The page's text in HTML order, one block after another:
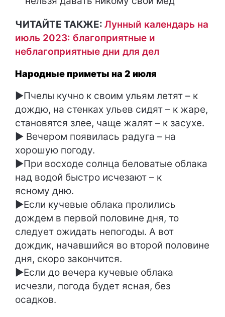
ЧИТАЙТЕ ТАКЖЕ: Лунный календарь на
июль 2023: благоприятные и
неблагоприятные дни для дел
Народные приметы на 2 июля
►Пчелы кучно к своим ульям летят – к
дождю, на стенках ульев сидят – к жаре,
становятся злее, чаще жалят – к засухе.
► Вечером появилась радуга – на
хорошую погоду.
►При восходе солнца беловатые облака
над водой быстро исчезают – к
ясному дню.
►Если кучевые облака пролились
дождем в первой половине дня, то
следует ожидать непогоды. А вот
дождик, начавшийся во второй половине
дня, скоро закончится.
►Если до вечера кучевые облака
исчезли, погода будет ясная, без
осадков.